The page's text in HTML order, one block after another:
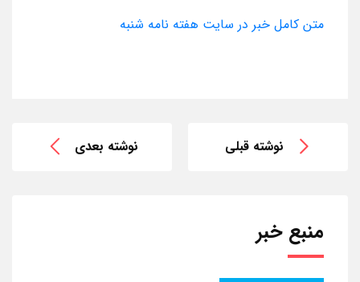
متن کامل خبر در سایت هفته نامه شنبه
نوشته قبلی نوشته بعدی
منبع خبر